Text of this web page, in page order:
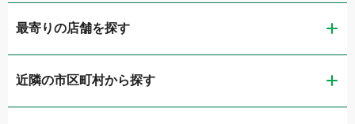
最寄りの店舗を探す
ガリバー扇橋店
近隣の市区町村から探す